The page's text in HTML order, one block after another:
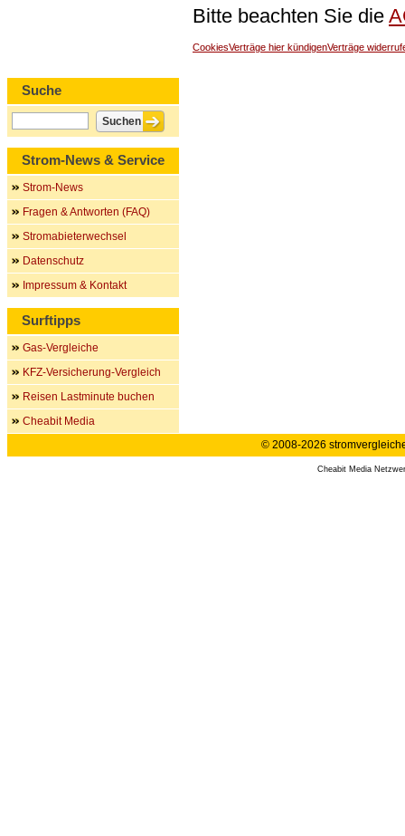
Bitte beachten Sie die
CookiesVerträge hier kündigenVerträge
Suche
Strom-News & Service
Strom-News
Fragen & Antworten (FAQ)
Stromabieterwechsel
Datenschutz
Impressum & Kontakt
Surftipps
Gas-Vergleiche
KFZ-Versicherung-Vergleich
Reisen Lastminute buchen
Cheabit Media
© 2008-2026
Cheabit Media